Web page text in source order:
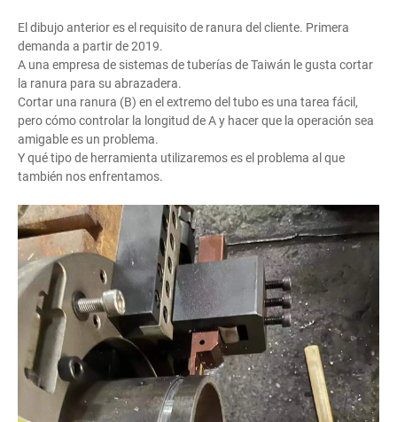
El dibujo anterior es el requisito de ranura del cliente. Primera
demanda a partir de 2019.
A una empresa de sistemas de tuberías de Taiwán le gusta cortar
la ranura para su abrazadera.
Cortar una ranura (B) en el extremo del tubo es una tarea fácil,
pero cómo controlar la longitud de A y hacer que la operación sea
amigable es un problema.
Y qué tipo de herramienta utilizaremos es el problema al que
también nos enfrentamos.